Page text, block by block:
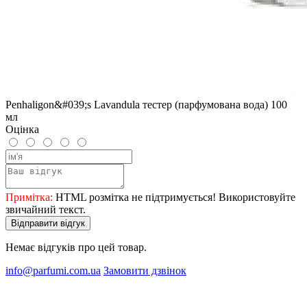
Penhaligon&#039;s Lavandula тестер (парфумована вода) 100
мл
Оцінка
Примітка: HTML розмітка не підтримується! Використовуйте
звичайний текст.
Відправити відгук
Немає відгуків про цей товар.
info@parfumi.com.ua Замовити дзвінок